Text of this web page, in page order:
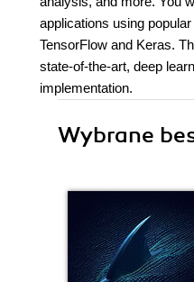
applications using
TensorFlow and Keras.
state-of-the-art, deep
implementation.
Wybrane